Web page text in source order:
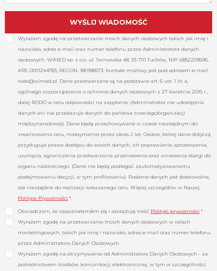
Wyrażam zgodę na przetwarzanie moich danych osobowych takich jak imię i
nazwisko, adres e-mail oraz numer telefonu przez Administratora danych
osobowych: WIMED sp. z o.o. ul. Tarnowska 48, 33-170 Tuchów, NIP: 6852209596,
KRS: 0001244783, REGON: 180188573. Kontakt możliwy jest pod adresem e-mail:
rodo@wimed.pl. Dane przetwarzane są na podstawie art. 6 ust. 1 lit. a,
ogólnego rozporządzenia o ochronie danych osobowych z 27 kwietnia 2016 r.,
dalej RODO w celu odpowiedzi na zapytanie. (Administrator nie udostępnia
danych ani nie przekazuje danych do państwa trzeciego/organizacji
międzynarodowej). Dane będą przechowywane w czasie niezbędnym do
zrealizowania celu, maksymalnie przez okres 2 lat. Osobie, której dane dotyczą
przysługuje prawo dostępu do swoich danych, ich poprawiania, sprostowania,
usunięcia, ograniczenia przetwarzania przeniesienia oraz wniesienia skargi do
organu nadzorczego. (Dane nie będą podlegać zautomatyzowanemu
podejmowaniu decyzji, w tym profilowaniu). Podanie danych jest dobrowolne,
ale niezbędne do realizacji wskazanego celu. Więcej szczegółów w Naszej
Polityce Prywatności *.
Oświadczam, że zapoznałam/em się i akceptuję treść Polityki prywatności *
Wyrażam zgodę na przetwarzanie moich danych osobowych w celach
marketingowych, takich jak imię i nazwisko, adres e-mail oraz numer telefonu
przez Administratora Danych Osobowych
Wyrażam zgodę na otrzymywanie od Administratora Danych Osobowych - za
pośrednictwem środków komunikacji elektronicznej, w tym w szczególności